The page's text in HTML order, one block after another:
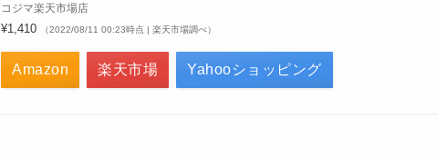
コジマ楽天市場店
¥1,410 （2022/08/11 00:23時点 | 楽天市場調べ）
Amazon 楽天市場 Yahooショッピング